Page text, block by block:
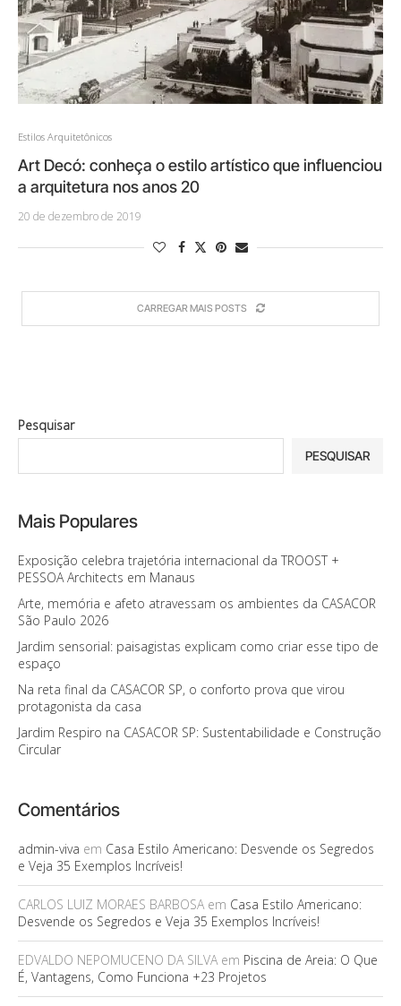
Estilos Arquitetônicos
Art Decó: conheça o estilo artístico que influenciou
a arquitetura nos anos 20
20 de dezembro de 2019
CARREGAR MAIS POSTS
Pesquisar
PESQUISAR
Mais Populares
Exposição celebra trajetória internacional da TROOST +
PESSOA Architects em Manaus
Arte, memória e afeto atravessam os ambientes da CASACOR
São Paulo 2026
Jardim sensorial: paisagistas explicam como criar esse tipo de
espaço
Na reta final da CASACOR SP, o conforto prova que virou
protagonista da casa
Jardim Respiro na CASACOR SP: Sustentabilidade e Construção
Circular
Comentários
admin-viva em Casa Estilo Americano: Desvende os Segredos
e Veja 35 Exemplos Incríveis!
CARLOS LUIZ MORAES BARBOSAem Casa Estilo Americano:
Desvende os Segredos e Veja 35 Exemplos Incríveis!
EDVALDO NEPOMUCENO DA SILVAem Piscina de Areia: O Que
É, Vantagens, Como Funciona +23 Projetos